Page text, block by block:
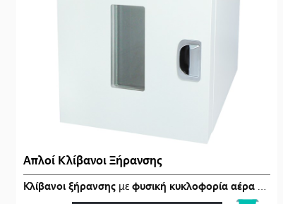
και εφα�…
Απλοί Κλίβανοι Ξήρανσης
Κλίβανοι ξήρανσης μεφυσική κυκλοφορία αέρα (Gravity-Air)